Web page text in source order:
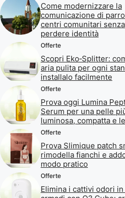
Come modernizzare la
comunicazione di
centri comunitari senza
perdere identità
Offerte
Scopri Eko‑Splitter:
aria pulita per ogni
installalo facilmente
Offerte
Prova oggi Lumina
Serum per una pelle
luminosa, compatta e
Offerte
Prova Slimique patch
rimodella fianchi e
modo pratico
Offerte
Elimina i cattivi odori